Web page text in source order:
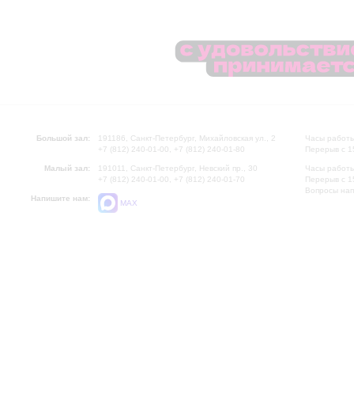
Большой зал:
191186, Санкт-Петербург, Михайловская ул., 2
+7 (812) 240-01-00, +7 (812) 240-01-80
Малый зал:
191011, Санкт-Петербург, Невский пр., 30
+7 (812) 240-01-00, +7 (812) 240-01-70
Напишите нам:
MAX
Часы
Перерыв с
Часы
Перерыв с
Вопросы